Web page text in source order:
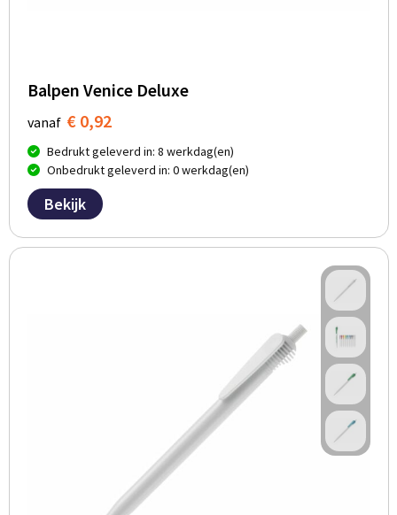
Balpen Venice Deluxe
vanaf € 0,92
Bedrukt geleverd in: 8 werkdag(en)
Onbedrukt geleverd in: 0 werkdag(en)
Bekijk